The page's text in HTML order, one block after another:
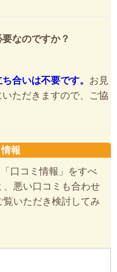
なのですか？
合いは不要です。 お見
ただきますので、ご協
報
口コミ情報」をすべ
、悪い口コミも合わせ
いただき検討してみ